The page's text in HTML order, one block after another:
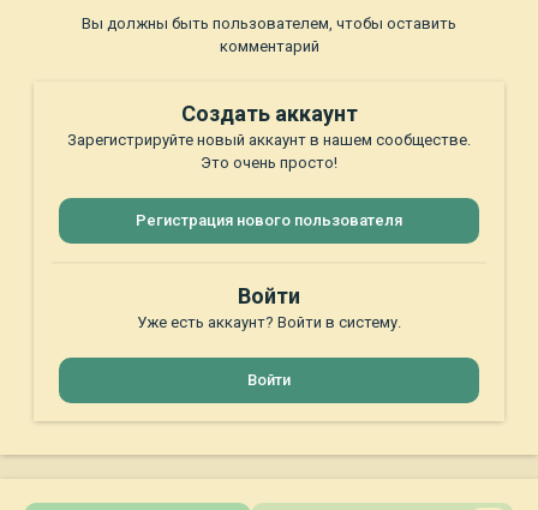
Вы должны быть пользователем, чтобы оставить
комментарий
Создать аккаунт
Зарегистрируйте новый аккаунт в нашем сообществе.
Это очень просто!
Регистрация нового пользователя
Войти
Уже есть аккаунт? Войти в систему.
Войти